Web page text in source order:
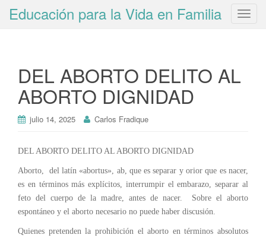
T
Educación para la Vida en Familia
DEL ABORTO DELITO AL
ABORTO DIGNIDAD
julio 14, 2025 Carlos Fradique
DEL ABORTO DELITO AL ABORTO DIGNIDAD
Aborto, del latín «abortus», ab, que es separar y orior que es nacer,
es en términos más explícitos, interrumpir el embarazo, separar al
feto del cuerpo de la madre, antes de nacer. Sobre el aborto
espontáneo y el aborto necesario no puede haber discusión.
Quienes pretenden la prohibición el aborto en términos absolutos